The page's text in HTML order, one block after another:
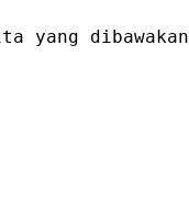
yang dibawakan